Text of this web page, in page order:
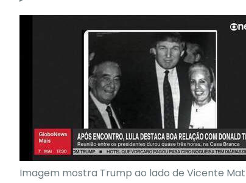
Imagem mostra Trump ao lado de Vicente